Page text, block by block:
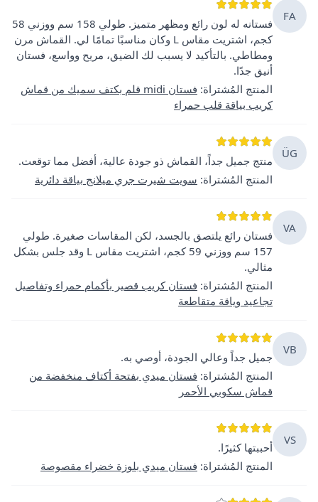
FA
فستانه له لون رائع ومظهر متميز. طولي 158 سم ووزني 58
كجم، اشتريت مقاس L وكان مناسبًا تمامًا لي. القماش مرن
ومطاطي. بالتأكيد لا يسبب لك الضيق، مريح وواسع، فستان
أنيق جدًا.
المنتج المُشتراة:
فستان midi قلم بكتف سميك من قماش
كريب بياقة قلب حمراء
ÜG
منتج جميل جداً، القماش ذو جودة عالية، أفضل مما توقعت.
المنتج المُشتراة: سويت شيرت جري ميلانج بياقة دائرية
VA
فستان رائع يلتصق بالجسد، لكن المقاسات صغيرة. طولي
157 سم ووزني 59 كجم، اشتريت مقاس L وقد جلس بشكل
مثالي.
المنتج المُشتراة: فستان كريب قصير بأكمام حمراء وتفاصيل
تجاعيد وياقة متقاطعة
VB
جميل جداً وعالي الجودة، أوصي به.
المنتج المُشتراة: فستان ميدي بفتحة أكتاف منخفضة من
قماش سكوبي الأحمر
VS
أحببتها كثيرًا.
المنتج المُشتراة: فستان ميدي بلوزة خضراء مقصوصة